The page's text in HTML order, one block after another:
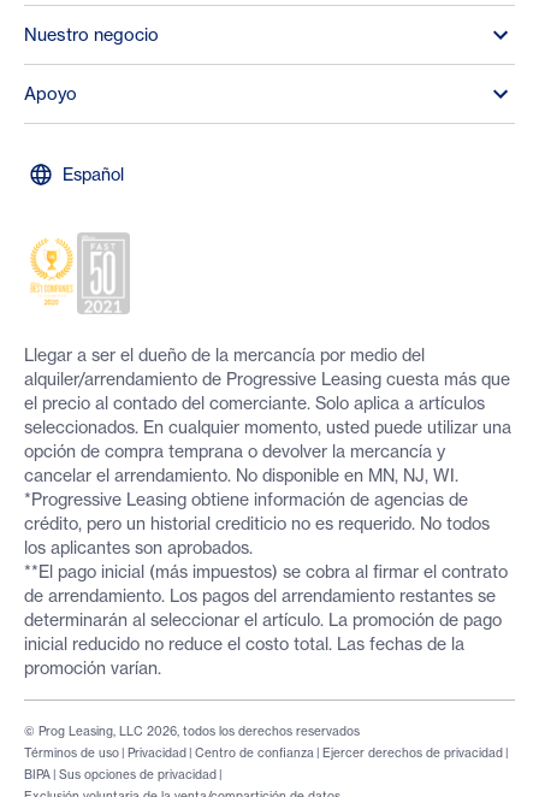
Nuestro negocio
Apoyo
Español
Llegar a ser el dueño de la mercancía por medio del
alquiler/arrendamiento de Progressive Leasing cuesta más que
el precio al contado del comerciante. Solo aplica a artículos
seleccionados. En cualquier momento, usted puede utilizar una
opción de compra temprana o devolver la mercancía y
cancelar el arrendamiento. No disponible en MN, NJ, WI.
*Progressive Leasing obtiene información de agencias de
crédito, pero un historial crediticio no es requerido. No todos
los aplicantes son aprobados.
**El pago inicial (más impuestos) se cobra al firmar el contrato
de arrendamiento. Los pagos del arrendamiento restantes se
determinarán al seleccionar el artículo. La promoción de pago
inicial reducido no reduce el costo total. Las fechas de la
promoción varían.
Términos de uso | Privacidad | Centro de confianza | Ejercer derechos de privacidad |
BIPA | Sus opciones de privacidad |
© Prog Leasing, LLC 2026, todos los derechos reservados